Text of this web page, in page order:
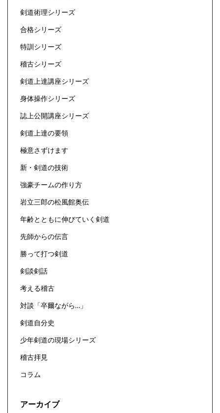
剣道術理シリーズ
合格シリーズ
特訓シリーズ
稽古シリーズ
剣道上達講座シリーズ
身体操作シリーズ
誌上公開講座シリーズ
剣道上達の要領
極意さずけます
新・剣道の技術
強豪チームの作り方
岩立三郎の松風館奥伝
年齢とともに伸びていく剣道
先師からの伝言
勝って打つ剣道
剣談剣話
考える稽古
対談「卒爾ながら…」
剣道自分史
少年剣道の現場シリーズ
稽古拝見
コラム
アーカイブ